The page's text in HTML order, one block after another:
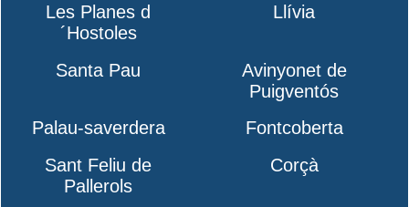
Les Planes d
´Hostoles
Llívia
Santa Pau
Avinyonet de
Puigventós
Palau-saverdera
Fontcoberta
Sant Feliu de
Pallerols
Corçà